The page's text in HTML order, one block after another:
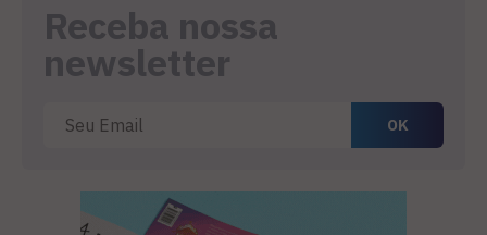
Receba nossa
newsletter